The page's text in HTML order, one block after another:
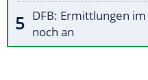
DFB: Ermittlungen
noch an